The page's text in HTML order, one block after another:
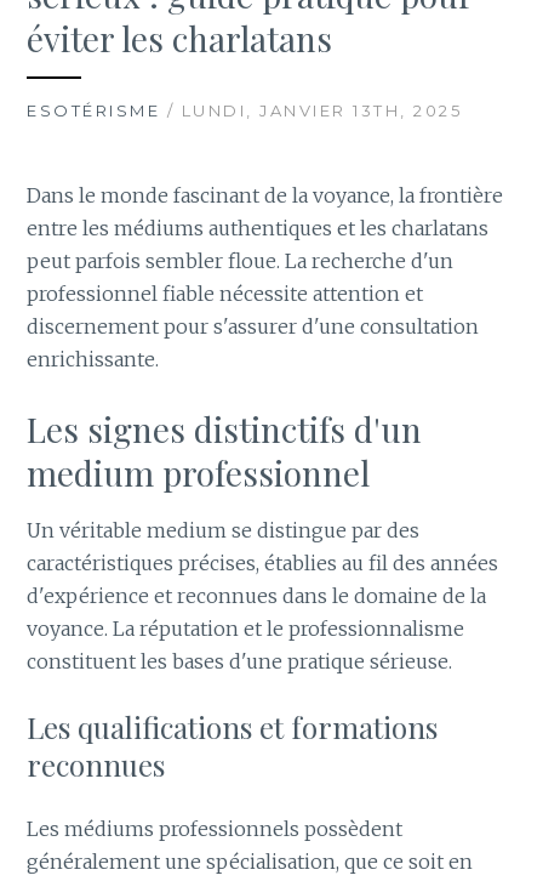
éviter les charlatans
ESOTÉRISME / LUNDI, JANVIER 13TH, 2025
Dans le monde fascinant de la voyance, la frontière
entre les médiums authentiques et les charlatans
peut parfois sembler floue. La recherche d'un
professionnel fiable nécessite attention et
discernement pour s'assurer d'une consultation
enrichissante.
Les signes distinctifs d'un
medium professionnel
Un véritable medium se distingue par des
caractéristiques précises, établies au fil des années
d'expérience et reconnues dans le domaine de la
voyance. La réputation et le professionnalisme
constituent les bases d'une pratique sérieuse.
Les qualifications et formations
reconnues
Les médiums professionnels possèdent
généralement une spécialisation, que ce soit en